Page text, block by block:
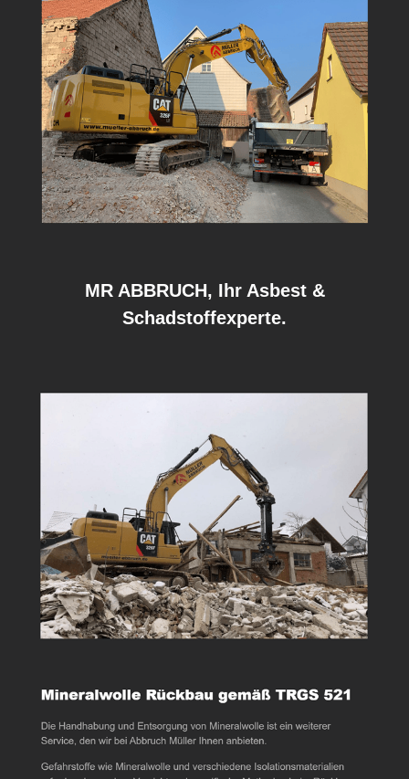
MR ABBRUCH, Ihr Asbest &
Schadstoffexperte.